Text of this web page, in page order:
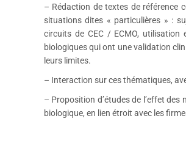
– Rédaction de textes de référence
situations dites « particulières » :
circuits de CEC / ECMO,
biologiques qui ont une validation
leurs limites.
– Interaction sur ces thématiques,
– Proposition d’études de l’effet
biologique, en lien étroit avec les